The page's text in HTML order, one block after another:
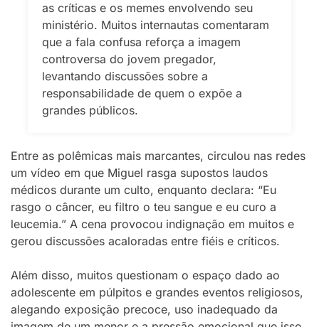
as críticas e os memes envolvendo seu
ministério. Muitos internautas comentaram
que a fala confusa reforça a imagem
controversa do jovem pregador,
levantando discussões sobre a
responsabilidade de quem o expõe a
grandes públicos.
Entre as polêmicas mais marcantes, circulou nas redes
um vídeo em que Miguel rasga supostos laudos
médicos durante um culto, enquanto declara: “Eu
rasgo o câncer, eu filtro o teu sangue e eu curo a
leucemia.” A cena provocou indignação em muitos e
gerou discussões acaloradas entre fiéis e críticos.
Além disso, muitos questionam o espaço dado ao
adolescente em púlpitos e grandes eventos religiosos,
alegando exposição precoce, uso inadequado da